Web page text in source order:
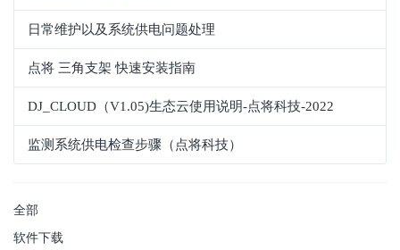
日常维护以及系统供电问题处理
点将 三角支架 快速安装指南
DJ_CLOUD（V1.05)生态云使用说明-点将科技-2022
监测系统供电检查步骤（点将科技）
全部
软件下载